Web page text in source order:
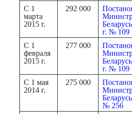
С 1
марта
2015 г.
292 000
г. № 109
С 1
февраля
2015 г.
277 000
г. № 109
С 1 мая
2014 г.
275 000
№ 256